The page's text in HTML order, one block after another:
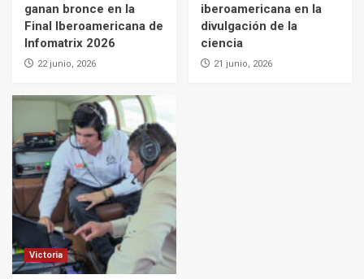
ganan bronce en la
Final Iberoamericana de
Infomatrix 2026
22 junio, 2026
iberoamericana en la
divulgación de la
ciencia
21 junio, 2026
Victoria